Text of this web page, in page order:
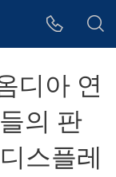
디아 연
의 판
스플레